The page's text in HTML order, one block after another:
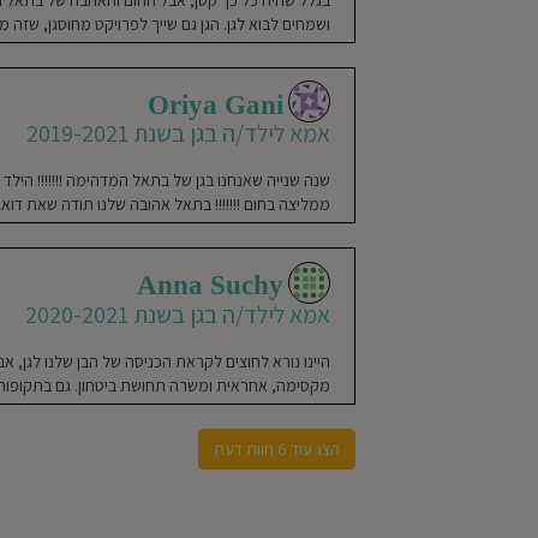
ושמחים לבוא לגן. הגן גם שייך לפרויקט מחוסגן, שזה
Oriya Gani
אמא לילד/ה בגן בשנת 2019-2021
שנה שנייה שאנחנו בגן של בתאל המדהימה !!!!!!!
ממליצה בחום !!!!!!! בתאל אהובה שלנו תודה שאת
Anna Suchy
אמא לילד/ה בגן בשנת 2020-2021
היינו נורא לחוצים לקראת הכניסה של הבן שלנו
מקסימה, אחראית ומשרה תחושת ביטחון. גם
הצג עוד 6 חוות דעת
להגיע לגן ולפעמים בסוף
ושמחה, פעילויות ההעשרה
Harush
אמא לילד/ה בגן בשנת
חיפשתי משפחתון לבני,
האנרגיה במקום הייתה
מעשירים, והמון אהבה
בניהולה של בתאל דמרי.